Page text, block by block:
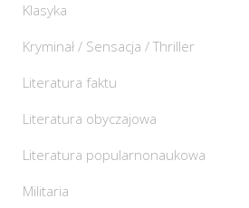
Klasyka
Kryminał / Sensacja / Thriller
Literatura faktu
Literatura obyczajowa
Literatura popularnonaukowa
Militaria